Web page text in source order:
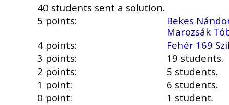
40 students sent a solution.
5 points:
Bekes
Marozsák
4 points:
Fehér 169
3 points:
19 students.
2 points:
5 students.
1 point:
6 students.
0 point:
1 student.